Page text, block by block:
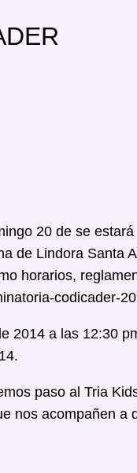
20 de se
de Lindora Santa
horarios,
codicader-
2014 a las 12:30
paso al Tria
nos acompañen a